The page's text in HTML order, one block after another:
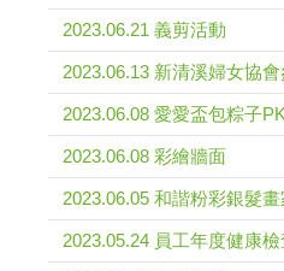
2023.06.21 義剪活動
2023.06.13 新清溪婦女協
2023.06.08 愛愛盃包粽子
2023.06.08 彩繪牆面
2023.06.05 和諧粉彩銀髮
2023.05.24 員工年度健康檢